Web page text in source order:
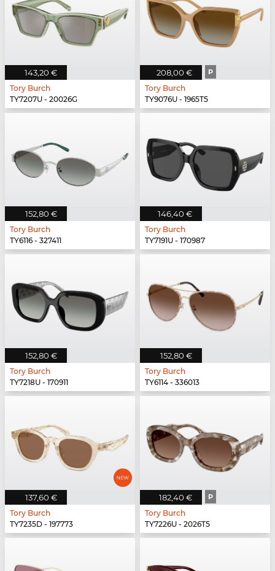
143,20 €
Tory Burch
TY7207U - 20026G
208,00 € P
Tory Burch
TY9076U - 1965T5
152,80 €
Tory Burch
TY6116 - 327411
146,40 €
Tory Burch
TY7191U - 170987
152,80 €
Tory Burch
TY7218U - 170911
152,80 €
Tory Burch
TY6114 - 336013
137,60 €
Tory Burch
TY7235D - 197773
182,40 € P
Tory Burch
TY7226U - 2026T5